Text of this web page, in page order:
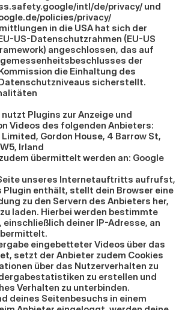
intl/de/privacy/
policies/privacy/
in die USA hat sich der
US-Datenschutzrahmen (EU-US
angeschlossen, das auf
der
die Einhaltung des
sicherstellt.
Plugins zur Anzeige und
Videos des folgenden Anbieters:
Gordon House, 4 Barrow St,
Irland
übermittelt werden an: Google
unseres Internetauftritts aufrufst,
Plugin enthält, stellt dein Browser eine
zu den Servern des Anbieters her,
laden. Hierbei werden bestimmte
deiner IP-Adresse, an
eingebetteter Videos über das
setzt der Anbieter zudem Cookies
über das Nutzerverhalten zu
zu erstellen und
Verhalten zu unterbinden.
deines Seitenbesuchs in einem